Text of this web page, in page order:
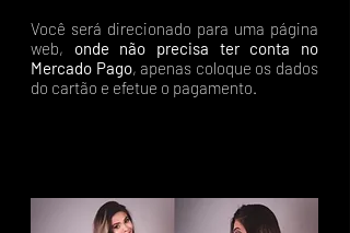
Você será direcionado para uma página
web, onde não precisa ter conta no
Mercado Pago, apenas coloque os dados
do cartão e efetue o pagamento.